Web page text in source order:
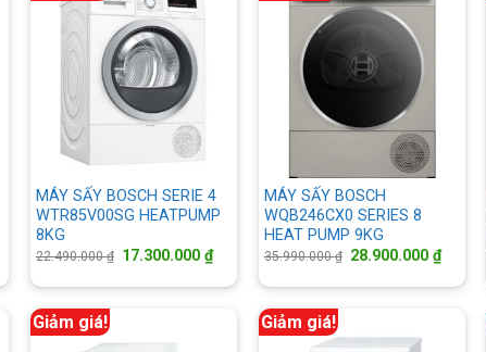
₫.
MÁY SẤY BOSCH SERIE 4
WTR85V00SG HEATPUMP
8KG
22.490.000₫ Giá
là:
17.300.000₫Giá
hiện
tại
17.300.000 ₫.
MÁY SẤY BOSCH
WQB246CX0 SERIES 8
HEAT PUMP 9KG
35.990.000₫ Giá
là:
28.900.000₫Giá
hiện
tại
Giảm giá! Giảm giá!